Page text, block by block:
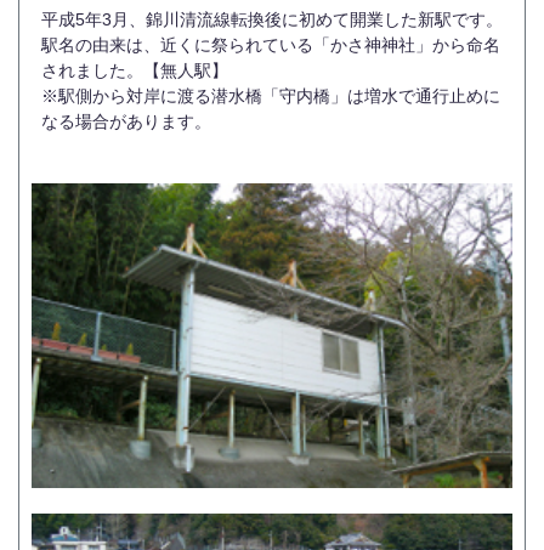
平成5年3月、錦川清流線転換後に初めて開業した新駅です。
駅名の由来は、近くに祭られている「かさ神神社」から命名
されました。【無人駅】
※駅側から対岸に渡る潜水橋「守内橋」は増水で通行止めに
なる場合があります。